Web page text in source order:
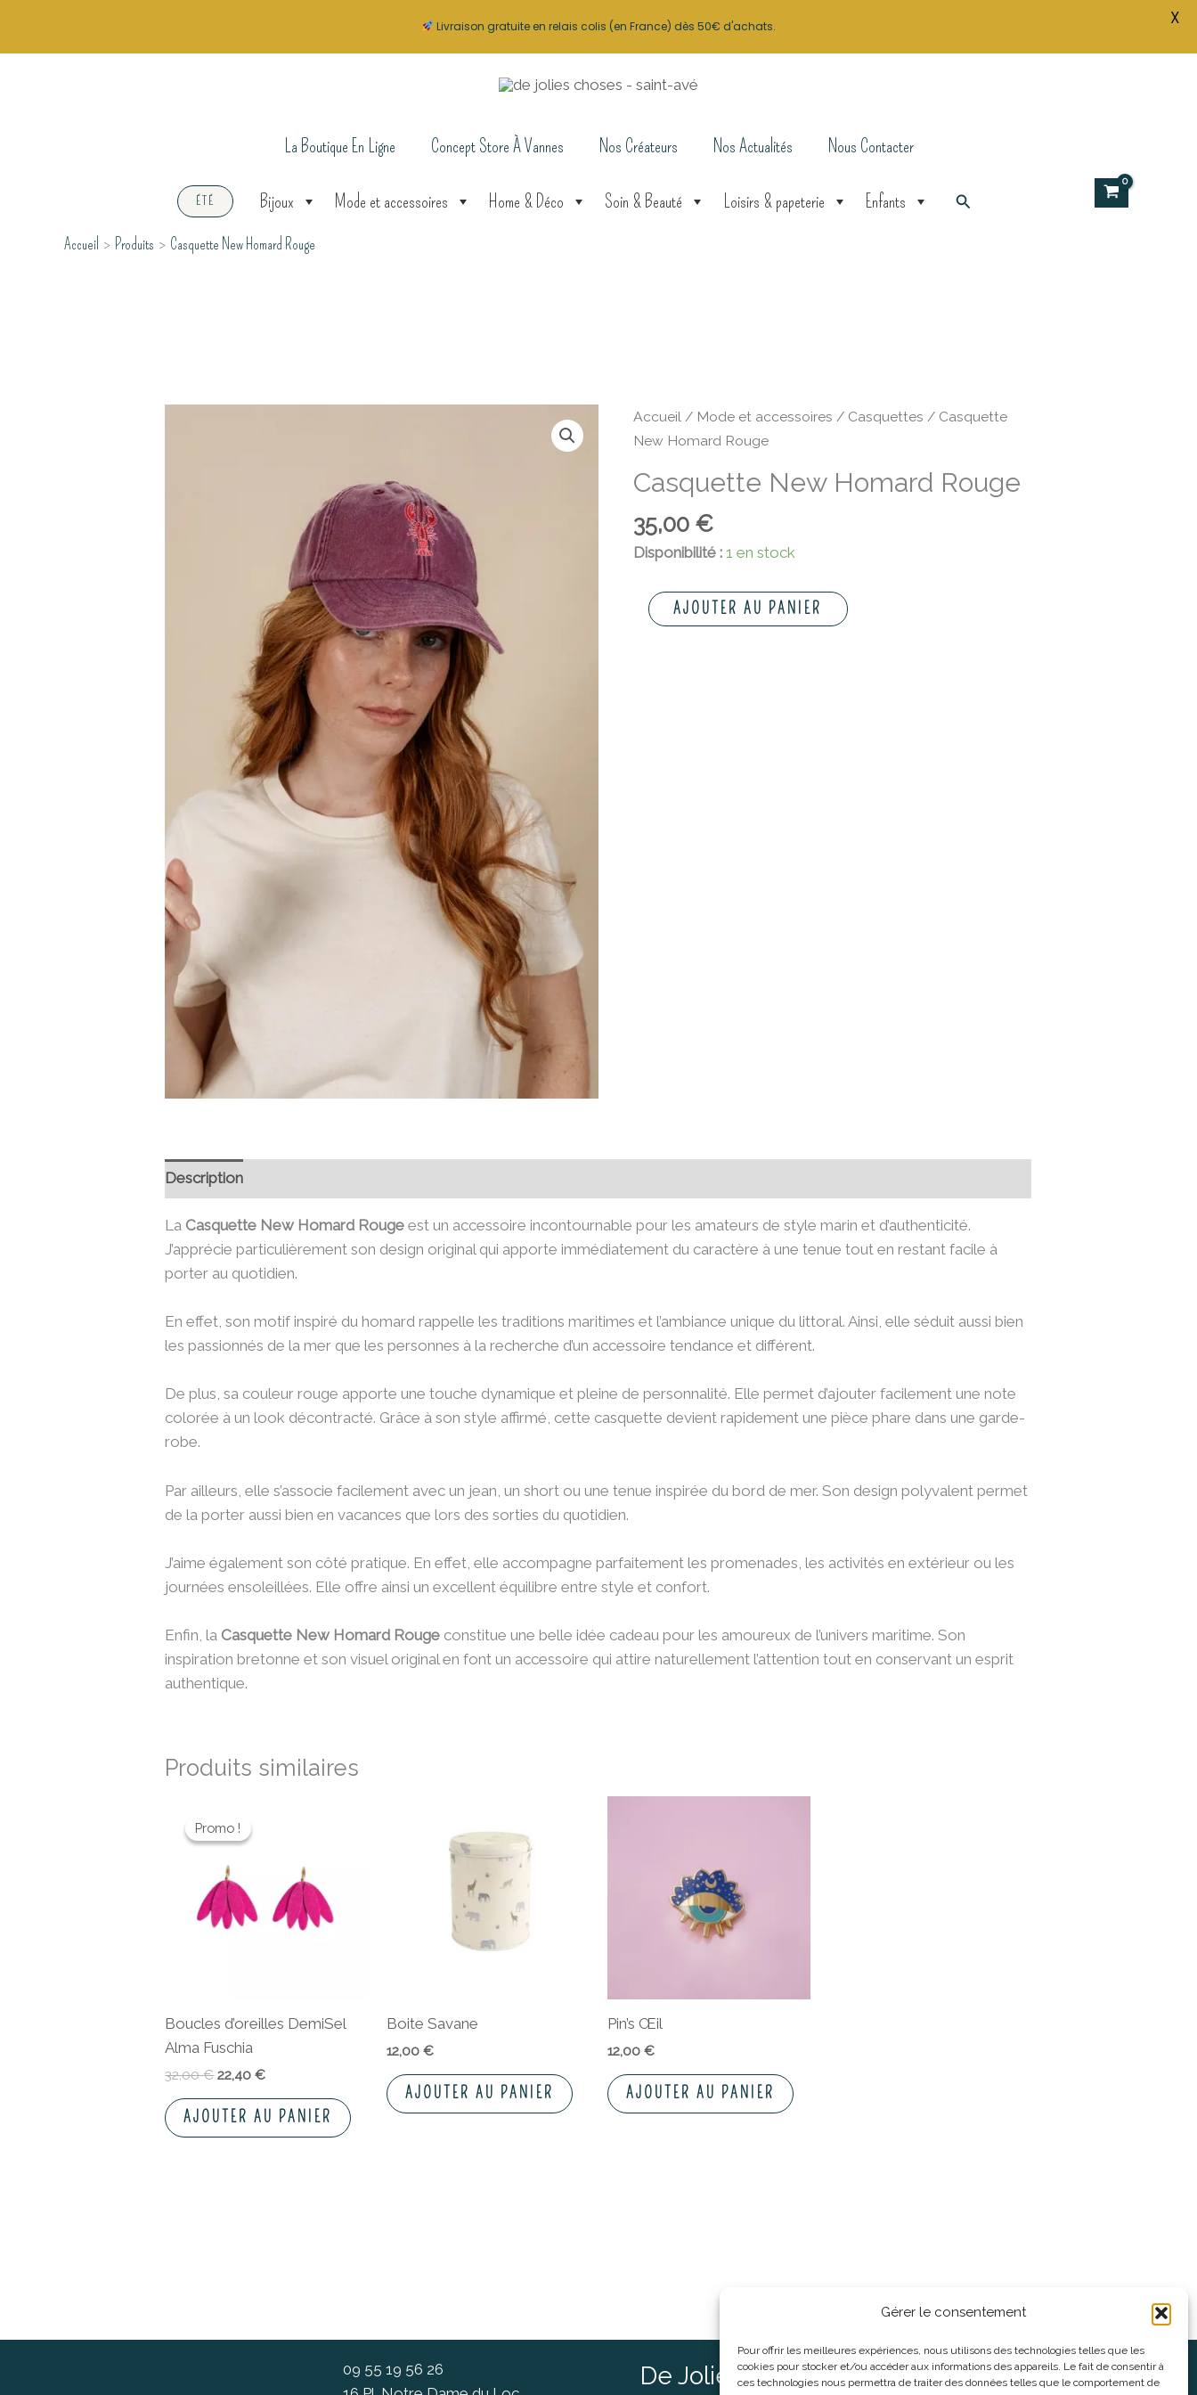
Gérer le consentement
Pour offrir les meilleures expériences, nous utilisons des technologies telles que les
cookies pour stocker et/ou accéder aux informations des appareils. Le fait de consentir à
ces technologies nous permettra de traiter des données telles que le comportement de
La Boutique En Ligne Concept Store À Vannes Nos Créateurs Nos Actualités Nous Contacter
ÉTÉ Bijoux Mode et accessoires Home & Déco Soin & Beauté Loisirs & papeterie Enfants Rechercher
Accueil Produits Casquette New Homard Rouge
Accueil/ Mode et accessoires / Casquettes / Casquette
New Homard Rouge
Casquette New Homard Rouge
35,00 €
Disponibilité : 1 en stock
quantité
de
New
Rouge
AJOUTER AU PANIER
Description
La Casquette New Homard Rouge est un accessoire incontournable pour les amateurs de style marin et d’authenticité.
J’apprécie particulièrement son design original qui apporte immédiatement du caractère à une tenue tout en restant facile à
porter au quotidien.
En effet, son motif inspiré du homard rappelle les traditions maritimes et l’ambiance unique du littoral. Ainsi, elle séduit aussi bien
les passionnés de la mer que les personnes à la recherche d’un accessoire tendance et différent.
De plus, sa couleur rouge apporte une touche dynamique et pleine de personnalité. Elle permet d’ajouter facilement une note
colorée à un look décontracté. Grâce à son style affirmé, cette casquette devient rapidement une pièce phare dans une garde-
robe.
Par ailleurs, elle s’associe facilement avec un jean, un short ou une tenue inspirée du bord de mer. Son design polyvalent permet
de la porter aussi bien en vacances que lors des sorties du quotidien.
J’aime également son côté pratique. En effet, elle accompagne parfaitement les promenades, les activités en extérieur ou les
journées ensoleillées. Elle offre ainsi un excellent équilibre entre style et confort.
Enfin, la Casquette New Homard Rouge constitue une belle idée cadeau pour les amoureux de l’univers maritime. Son
inspiration bretonne et son visuel original en font un accessoire qui attire naturellement l’attention tout en conservant un esprit
authentique.
Produits similaires
Promo !
Promo !
Boucles d’oreilles DemiSel
Alma Fuschia
32,00€
prix
initial
32,00 €.
22,40€
22,40 €.
AJOUTER AU PANIER
Boite Savane
12,00 €
AJOUTER AU PANIER
Pin’s Œil
12,00 €
AJOUTER AU PANIER
09 55 19 56 26
De Jolies Choses Informations légales
Livraison gratuite en relais colis (en France) dès 50€ d'achats. X